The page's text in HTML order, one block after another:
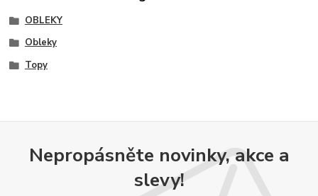
OBLEKY
Obleky
Topy
Nepropásněte novinky, akce a
slevy!